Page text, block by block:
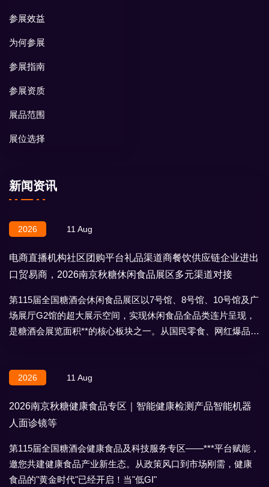
参展效益
为何参展
参展指南
参展资质
展品范围
展位选择
新闻资讯
2026 11 Aug
电商直播机构社区团购平台礼品渠道商餐饮供应链企业进出
口贸易商，2026南京秋糖休闲食品展区多元渠道对接
第115届全国糖酒会休闲食品展区以7号馆、8号馆、10号馆及广
场展厅G2馆的超大展示空间，实现休闲食品全品类连片呈现，
是糖酒会展览面积**的核心板块之一。从国民零食、网红爆品到
2026 11 Aug
2026南京秋糖健康食品专区｜智能健康检测产品智能机器
人面诊镜等
第115届全国糖酒会健康食品及科技服务专区——***平台赋能，
邀您共建健康食品产业新生态。从政策风口到市场刚需，健康
食品的"黄金时代"已经开启！当"低GI"